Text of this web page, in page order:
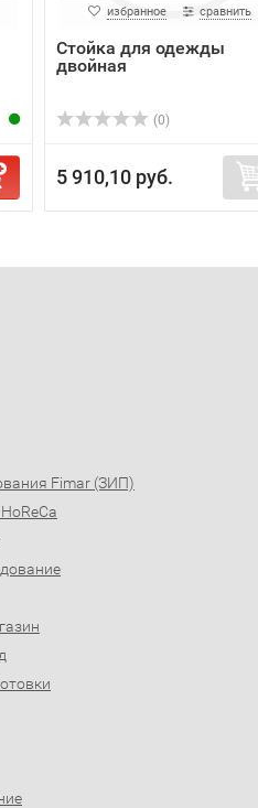
избранное сравнить
Стойка для одежды
двойная
(0)
5 910,10 руб.
Fimar (ЗИП)